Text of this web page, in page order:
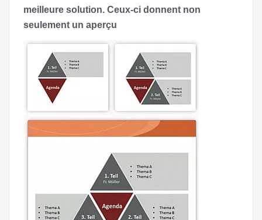
meilleure solution. Ceux-ci donnent non
seulement un aperçu